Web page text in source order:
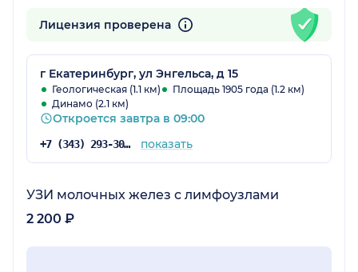
Лицензия проверена
г Екатеринбург, ул Энгельса, д 15
Геологическая (1.1 км)
Площадь 1905 года (1.2 км)
Динамо (2.1 км)
Откроется завтра в 09:00
+7 (343) 293-30-46 показать
УЗИ молочных желез с лимфоузлами
2 200 ₽